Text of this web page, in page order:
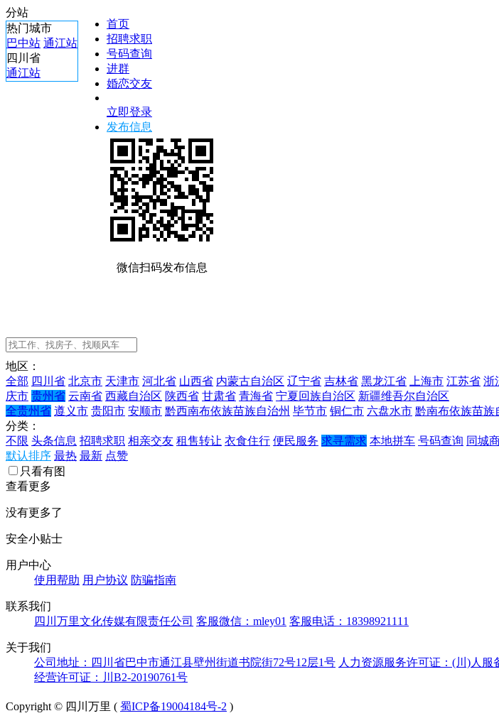
分站
热门城市
巴中站 通江站
四川省
通江站
首页
招聘求职
号码查询
进群
婚恋交友
立即登录
发布信息
微信扫码发布信息
地区：
全部 四川省 北京市 天津市 河北省 山西省 内蒙古自治区 辽宁省 吉林省 黑龙江省 上海市 江苏省 浙
庆市 贵州省 云南省 西藏自治区 陕西省 甘肃省 青海省 宁夏回族自治区 新疆维吾尔自治区
全贵州省 遵义市 贵阳市 安顺市 黔西南布依族苗族自治州 毕节市 铜仁市 六盘水市 黔南布依族苗族
分类：
不限 头条信息 招聘求职 相亲交友 租售转让 衣食住行 便民服务 求寻需求 本地拼车 号码查询 同城
默认排序 最热 最新 点赞
只看有图
查看更多
没有更多了
安全小贴士
用户中心
使用帮助 用户协议 防骗指南
联系我们
四川万里文化传媒有限责任公司 客服微信：mley01 客服电话：18398921111
关于我们
公司地址：四川省巴中市通江县壁州街道书院街72号12层1号 人力资源服务许可证：(川)人服
经营许可证：川B2-20190761号
Copyright © 四川万里 ( 蜀ICP备19004184号-2 )